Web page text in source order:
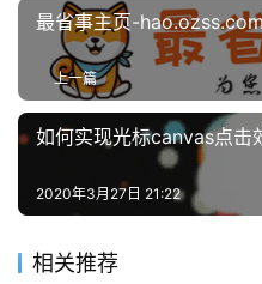
博
访
客
地
最省事主页-
上一篇
如何实现光标canvas点击
2020年3月27日 21:22
相关推荐